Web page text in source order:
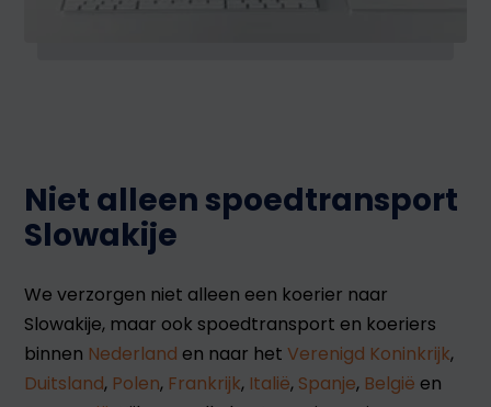
Niet alleen spoedtransport
Slowakije
We verzorgen niet alleen een koerier naar
Slowakije, maar ook spoedtransport en koeriers
binnen Nederland en naar hetVerenigd Koninkrijk,
Duitsland, Polen, Frankrijk, Italië, Spanje, België en